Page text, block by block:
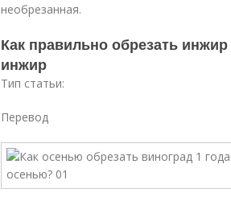
необрезанная.
Как правильно обрезать
инжир
Тип статьи:
Перевод